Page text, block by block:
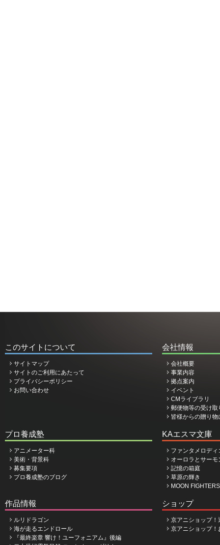
このサイトについて
サイトマップ
サイトのご利用にあたって
プライバシーポリシー
お問い合わせ
会社情報
会社概要
事業内容
拠点案内
イベント
CMライブラリ
郵便物等の受け取
皆様からの贈り
プロ養成塾
アニメーター科
美術・背景科
募集要項
プロ養成塾のブログ
KAエスマ文庫
ファンタメロデ
オーロラとサーモ
記憶の箱庭
草原の輝き
MOON
作品情報
ルリドラゴン
海が走るエンドロール
『最終楽章 響け！ユーフォニアム』後編
ショップ
京アニショップ！
京アニショップ！